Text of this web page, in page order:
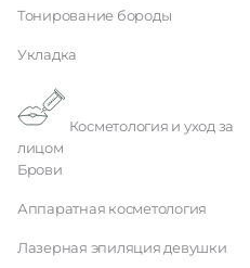
Тонирование бороды
Укладка
лицом
Брови
Аппаратная косметология
Лазерная эпиляция девушки